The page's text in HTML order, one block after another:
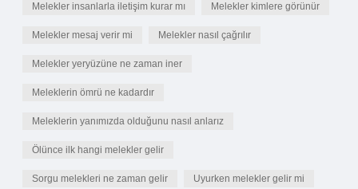
Melekler insanlarla iletişim kurar mı Melekler kimlere görünür
Melekler mesaj verir mi Melekler nasıl çağrılır
Melekler yeryüzüne ne zaman iner
Meleklerin ömrü ne kadardır
Meleklerin yanımızda olduğunu nasıl anlarız
Ölünce ilk hangi melekler gelir
Sorgu melekleri ne zaman gelir Uyurken melekler gelir mi